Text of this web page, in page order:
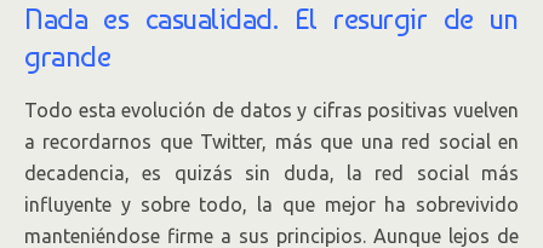
Nada es casualidad. El resurgir de un
grande
Todo esta evolución de datos y cifras positivas vuelven
a recordarnos que Twitter, más que una red social en
decadencia, es quizás sin duda, la red social más
influyente y sobre todo, la que mejor ha sobrevivido
manteniéndose firme a sus principios. Aunque lejos de